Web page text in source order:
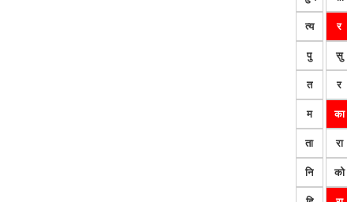
त्य र
पु सु
त र
म का
ता रा
नि को